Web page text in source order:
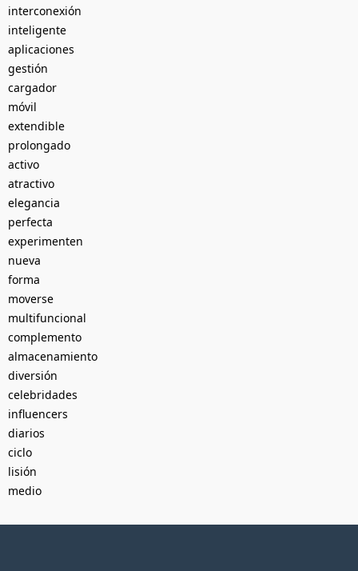
interconexión
inteligente
aplicaciones
gestión
cargador
móvil
extendible
prolongado
activo
atractivo
elegancia
perfecta
experimenten
nueva
forma
moverse
multifuncional
complemento
almacenamiento
diversión
celebridades
influencers
diarios
ciclo
lisión
medio